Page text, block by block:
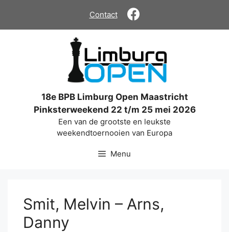
de
Contact
18e BPB Limburg Open Maastricht
Pinksterweekend 22 t/m 25 mei 2026
Een van de grootste en leukste
weekendtoernooien van Europa
Menu
Smit, Melvin – Arns,
Danny